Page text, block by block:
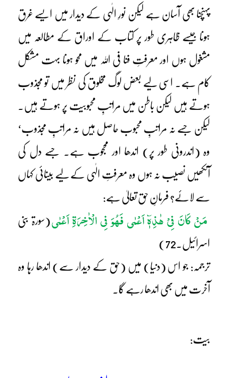
پہنچنا بھی آسان ہے لیکن نورِ الٰہی کے دیدار میں ایسے غرق
ہونا جیسے ظاہری طور پر کتاب کے اوراق کے مطالعہ میں
مشغول ہوں اور معرفتِ فنا فی اللہ میں محو ہونا بہت مشکل
کام ہے۔ اسی لیے بعض لوگ مخلوق کی نظر میں تو مجذوب
ہوتے ہیں لیکن باطن میں مراتبِ محبوبیت پر ہوتے ہیں۔
لیکن جسے نہ مراتبِ محبوب حاصل ہیں نہ مراتبِ مجذوب‘
وہ (اندرونی طور پر) اندھا اور محجوب ہے۔ جسے دل کی
آنکھیں نصیب نہ ہوں وہ معرفتِ الٰہی کے لیے بینائی کہاں
سے لائے؟ فرمانِ حق تعالیٰ ہے:
مَنْ کَانَ فِیْ ھٰذِہٖٓ اَعْمٰی فَھُوَ فِی الْاٰخِرَۃِ اَعْمٰی (سورۃ بنی
اسرائیل۔72)
ترجمہ: جو اس (دنیا) میں (حق کے دیدار سے) اندھا رہا وہ
آخرت میں بھی اندھا رہے گا۔
بیت: